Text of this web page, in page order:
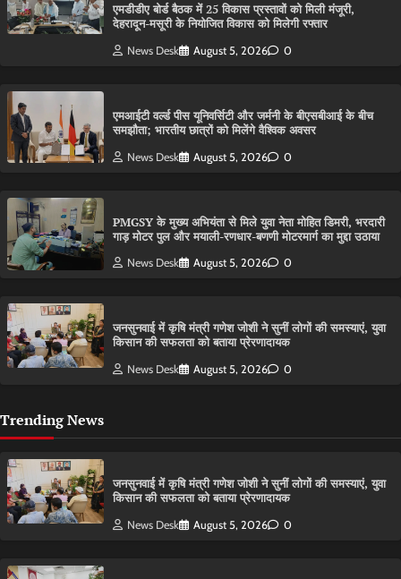
एमडीडीए बोर्ड बैठक में 25 विकास प्रस्तावों को मिली मंजूरी,
देहरादून-मसूरी के नियोजित विकास को मिलेगी रफ्तार
News Desk August 5, 2026 0
एमआईटी वर्ल्ड पीस यूनिवर्सिटी और जर्मनी के बीएसबीआई के बीच
समझौता; भारतीय छात्रों को मिलेंगे वैश्विक अवसर
News Desk August 5, 2026 0
PMGSY के मुख्य अभियंता से मिले युवा नेता मोहित डिमरी, भरदारी
गाड़ मोटर पुल और मयाली-रणधार-बणणी मोटरमार्ग का मुद्दा उठाया
News Desk August 5, 2026 0
जनसुनवाई में कृषि मंत्री गणेश जोशी ने सुनीं लोगों की समस्याएं, युवा
किसान की सफलता को बताया प्रेरणादायक
News Desk August 5, 2026 0
Trending News
जनसुनवाई में कृषि मंत्री गणेश जोशी ने सुनीं लोगों की समस्याएं, युवा
किसान की सफलता को बताया प्रेरणादायक
News Desk August 5, 2026 0